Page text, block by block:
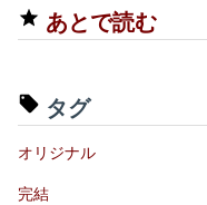
あとで読む
タグ
オリジナル
完結